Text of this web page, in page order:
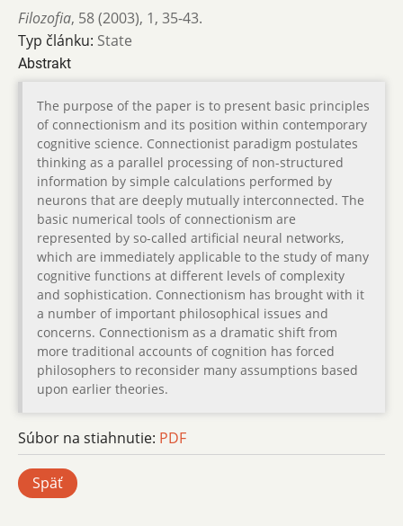
Filozofia, 58 (2003), 1, 35-43.
Typ článku: State
Abstrakt
The purpose of the paper is to present basic principles
of connectionism and its position within contemporary
cognitive science. Connectionist paradigm postulates
thinking as a parallel processing of non-structured
information by simple calculations performed by
neurons that are deeply mutually interconnected. The
basic numerical tools of connectionism are
represented by so-called artificial neural networks,
which are immediately applicable to the study of many
cognitive functions at different levels of complexity
and sophistication. Connectionism has brought with it
a number of important philosophical issues and
concerns. Connectionism as a dramatic shift from
more traditional accounts of cognition has forced
philosophers to reconsider many assumptions based
upon earlier theories.
Súbor na stiahnutie: PDF
Späť